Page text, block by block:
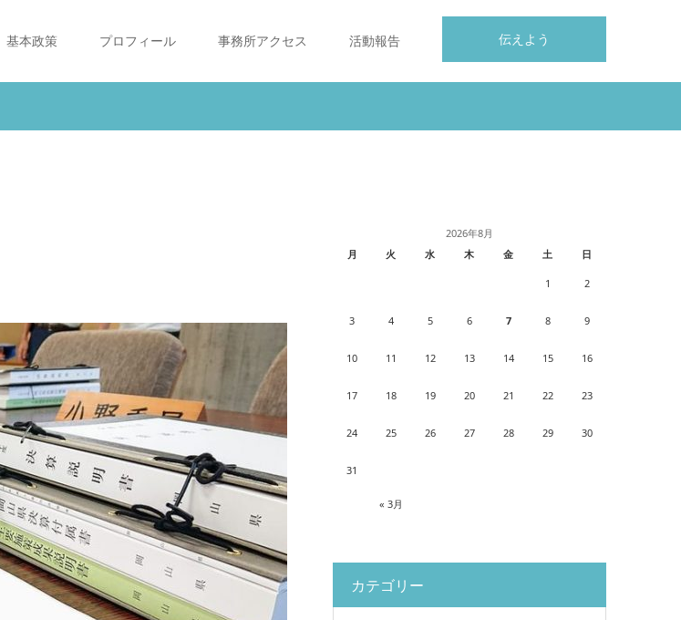
伝えよう
基本政策 プロフィール 事務所アクセス 活動報告
2026年8月
月
火 水 木 金 土 日
« 3月
1 2
3 4 5 6 7 8 9
10 11 12 13 14 15 16
17 18 19 20 21 22 23
24 25 26 27 28 29 30
31
カテゴリー